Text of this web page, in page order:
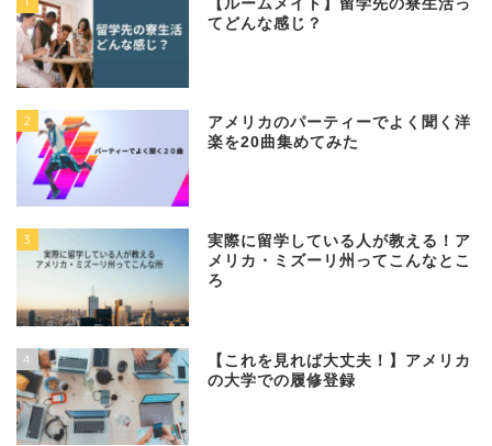
【ルームメイト】留学先の寮生活っ
てどんな感じ？
2
アメリカのパーティーでよく聞く洋
楽を20曲集めてみた
3
実際に留学している人が教える！ア
メリカ・ミズーリ州ってこんなとこ
ろ
4
【これを見れば大丈夫！】アメリカ
の大学での履修登録